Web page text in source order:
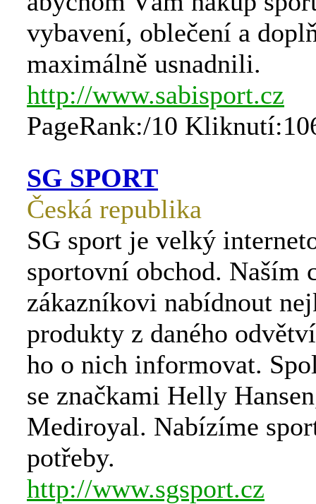
vybavení, oblečení a
maximálně usnadnili.
http://www.sabisport.cz
PageRank:/10
SG SPORT
Česká republika
SG sport je velký
sportovní obchod. Naším
zákazníkovi nabídnout
produkty z daného
ho o nich informovat.
se značkami Helly
Mediroyal. Nabízíme
potřeby.
http://www.sgsport.cz